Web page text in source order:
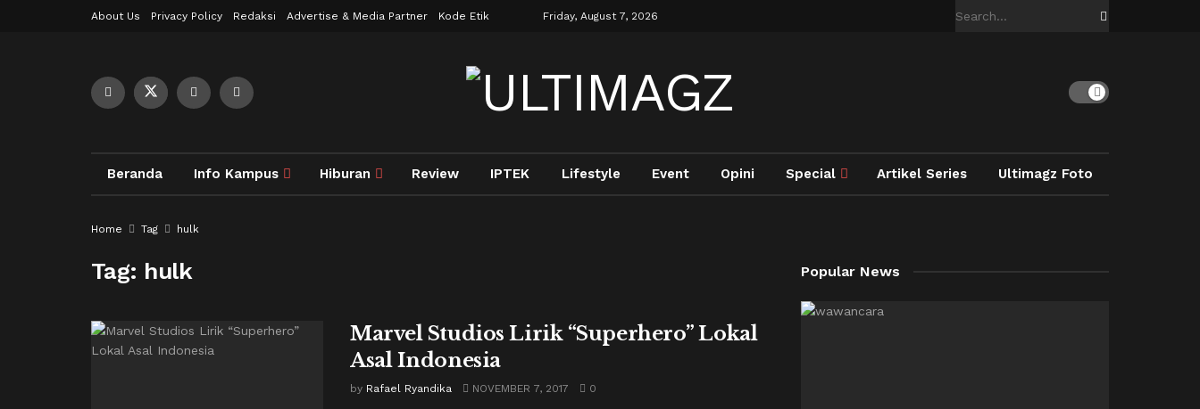
About Us Privacy Policy Redaksi Advertise & Media Partner Kode Etik Friday, August 7, 2026
Beranda Info Kampus Hiburan Review IPTEK Lifestyle Event Opini Special Artikel Series Ultimagz Foto
Home Tag hulk
Tag: hulk
Marvel Studios Lirik “Superhero” Lokal
Asal Indonesia
by Rafael Ryandika NOVEMBER 7, 2017 0
Popular News